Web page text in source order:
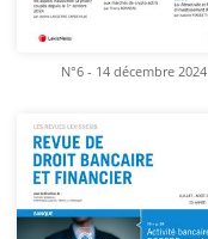
N°6 - 14 décembre 2024